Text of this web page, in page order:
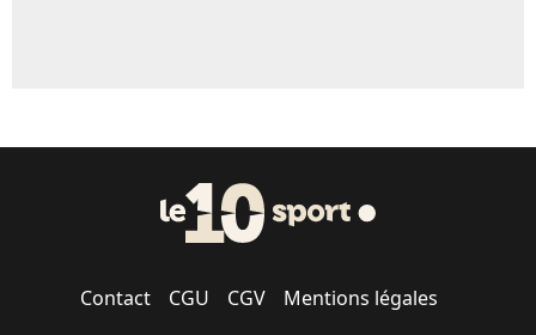
Contact CGU CGV Mentions légales